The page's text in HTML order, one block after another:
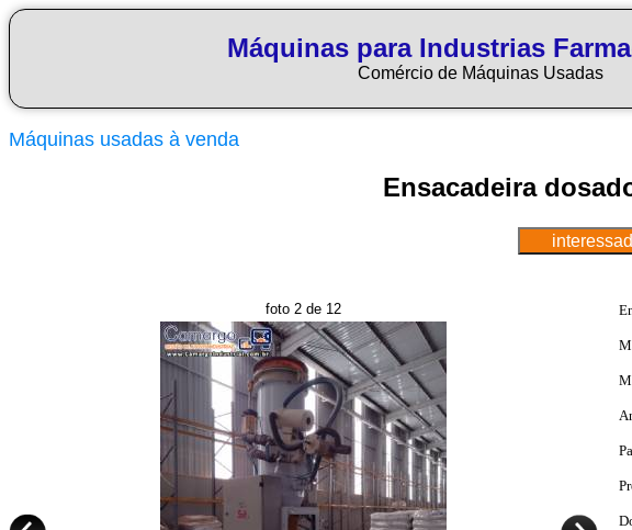
Máquinas para Industrias
Comércio de Máquinas Usadas
Máquinas usadas à venda
Ensacadeira
foto 2 de 12